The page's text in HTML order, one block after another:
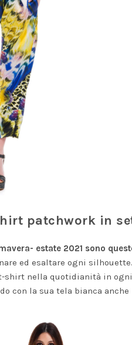
patchwork in
estate 2021 sono
ed esaltare ogni silhouette.
shirt nella quotidianità in
con la sua tela bianca